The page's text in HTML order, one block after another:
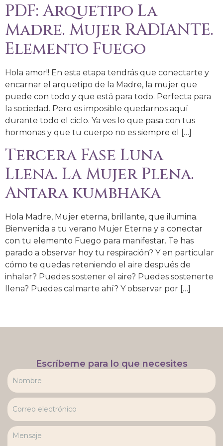
PDF: Arquetipo La
Madre. Mujer RADIANTE.
Elemento Fuego
Hola amor!! En esta etapa tendrás que conectarte y
encarnar el arquetipo de la Madre, la mujer que
puede con todo y que está para todo. Perfecta para
la sociedad. Pero es imposible quedarnos aquí
durante todo el ciclo. Ya ves lo que pasa con tus
hormonas y que tu cuerpo no es siempre el […]
Tercera Fase Luna
Llena. La Mujer Plena.
Antara kumbhaka
Hola Madre, Mujer eterna, brillante, que ilumina.
Bienvenida a tu verano Mujer Eterna y a conectar
con tu elemento Fuego para manifestar. Te has
parado a observar hoy tu respiración? Y en particular
cómo te quedas reteniendo el aire después de
inhalar? Puedes sostener el aire? Puedes sostenerte
llena? Puedes calmarte ahí? Y observar por […]
Escríbeme para lo que necesites